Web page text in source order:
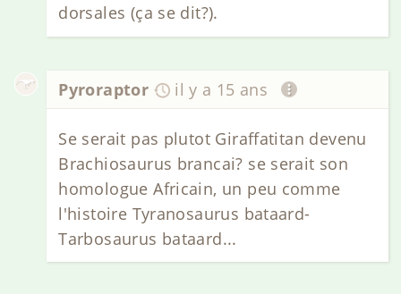
dorsales (ça se dit?).
Pyroraptor il y a 15 ans
Se serait pas plutot Giraffatitan devenu
Brachiosaurus brancai? se serait son
homologue Africain, un peu comme
l'histoire Tyranosaurus bataard-
Tarbosaurus bataard...